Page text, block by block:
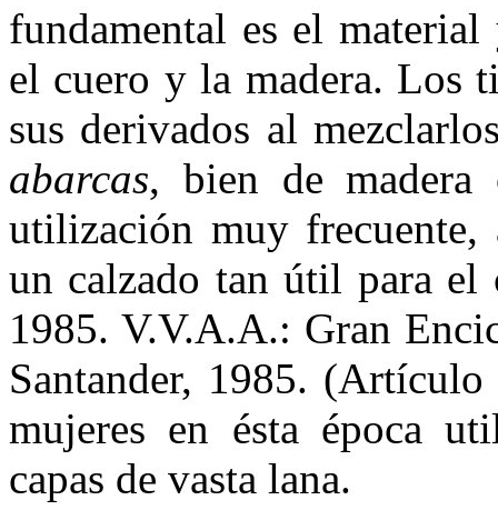
fundamental es el
el cuero y la madera. Los
sus derivados al
abarcas, bien de madera
utilización muy frecuente,
un calzado tan útil para el
1985. V.V.A.A.: Gran
Santander, 1985.
mujeres en ésta época
capas de vasta lana.